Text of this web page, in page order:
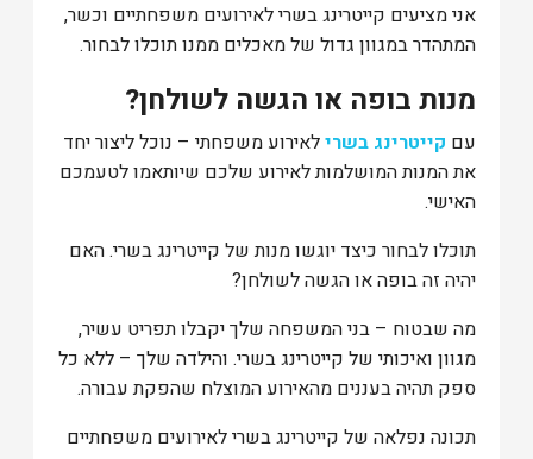
אני מציעים קייטרינג בשרי לאירועים משפחתיים וכשר,
המתהדר במגוון גדול של מאכלים ממנו תוכלו לבחור.
מנות בופה או הגשה לשולחן?
עם קייטרינג בשרילאירוע משפחתי – נוכל ליצור יחד
את המנות המושלמות לאירוע שלכם שיותאמו לטעמכם
האישי.
תוכלו לבחור כיצד יוגשו מנות של קייטרינג בשרי. האם
יהיה זה בופה או הגשה לשולחן?
מה שבטוח – בני המשפחה שלך יקבלו תפריט עשיר,
מגוון ואיכותי של קייטרינג בשרי. והילדה שלך – ללא כל
ספק תהיה בעננים מהאירוע המוצלח שהפקת עבורה.
תכונה נפלאה של קייטרינג בשרי לאירועים משפחתיים